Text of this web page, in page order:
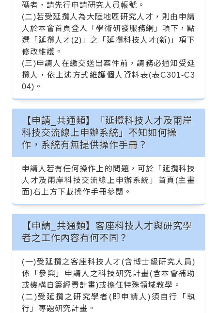
碼者，請先行申請研究人員帳號。
(二)若受延攬人為大陸地區研究人才，則由申請
人於本會首頁登入「學術研發服務網」項下，點
選「延攬人才(2)」之「延攬科技人才(新)」項下
修改維護。
(三)申請人在繳交送出案件前，請務必通知受延
攬人，依上述方式維護個人資料表(表C301-C3
04)。
【申請_共通類】「延攬科技人才及兩岸
科技交流線上申辦系統」不知如何操
作，系統有無提供操作手冊？
申請人若有任何操作上的問題，可於「延攬科技
人才及兩岸科技交流線上申辦系統」首頁(主畫
面)右上方下載操作手冊參閱。
【申請_共通類】客座科技人才與研究學
者之工作內容有何不同？
(一)受延攬之客座科技人才(含博士級研究人員)
係「參與」申請人之科技研究計畫(含本會補助
或機構自籌經費計畫)或擔任特殊領域教學。
(二)受延攬之研究學者(即申請人)須自行「執
行」專題研究計畫。